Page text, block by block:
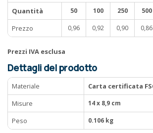
Quantità
50 100 250 500
Prezzo 0,96 0,92 0,90 0,86
Prezzi IVA esclusa
Dettagli del prodotto
Materiale
Carta certificata
Misure
14 x 8,9 cm
Peso 0.106 kg